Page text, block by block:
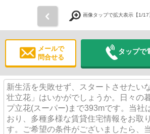
画像タップで拡大表示【1/17
メールで
問合せる
タップで
新生活を失敗せず、スタートさせたい
壮立花」はいかがでしょうか。日々の
プ立花(スーパー)まで393mです。当社
おり、多種多様な賃貸住宅情報をお取
す。ご希望の条件がございましたら、